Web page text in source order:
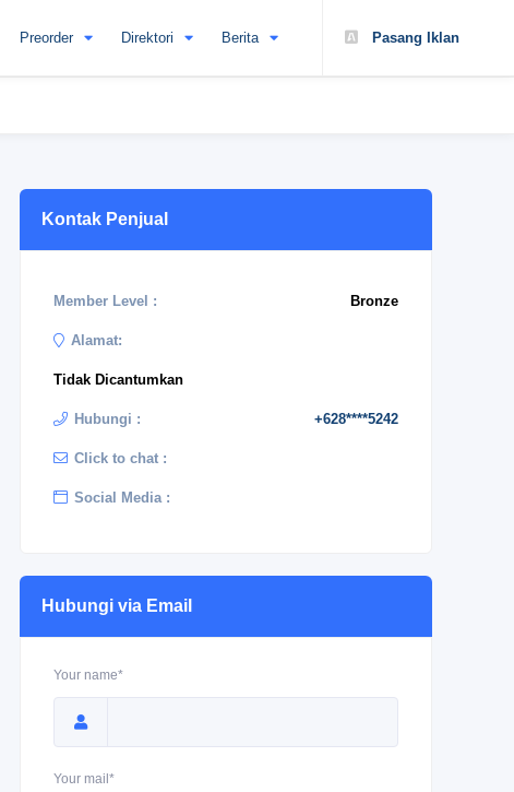
Pasang Iklan
Preorder Direktori Berita
Kontak Penjual
Member Level : Bronze
Alamat:
Tidak Dicantumkan
Hubungi : +628****5242
Click to chat :
Social Media :
Hubungi via Email
Your name*
Your mail*